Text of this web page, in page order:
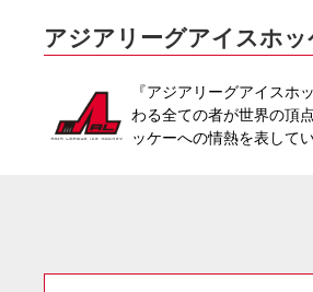
アジアリーグアイスホ
『アジアリーグアイス
わる全ての者が世界の頂
ッケーへの情熱を表して